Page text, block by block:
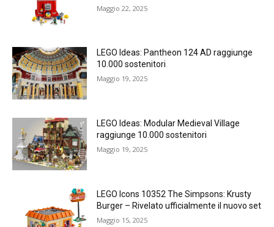
Maggio 22, 2025
LEGO Ideas: Pantheon 124 AD raggiunge
10.000 sostenitori
Maggio 19, 2025
LEGO Ideas: Modular Medieval Village
raggiunge 10.000 sostenitori
Maggio 19, 2025
LEGO Icons 10352 The Simpsons: Krusty
Burger – Rivelato ufficialmente il nuovo set
Maggio 15, 2025